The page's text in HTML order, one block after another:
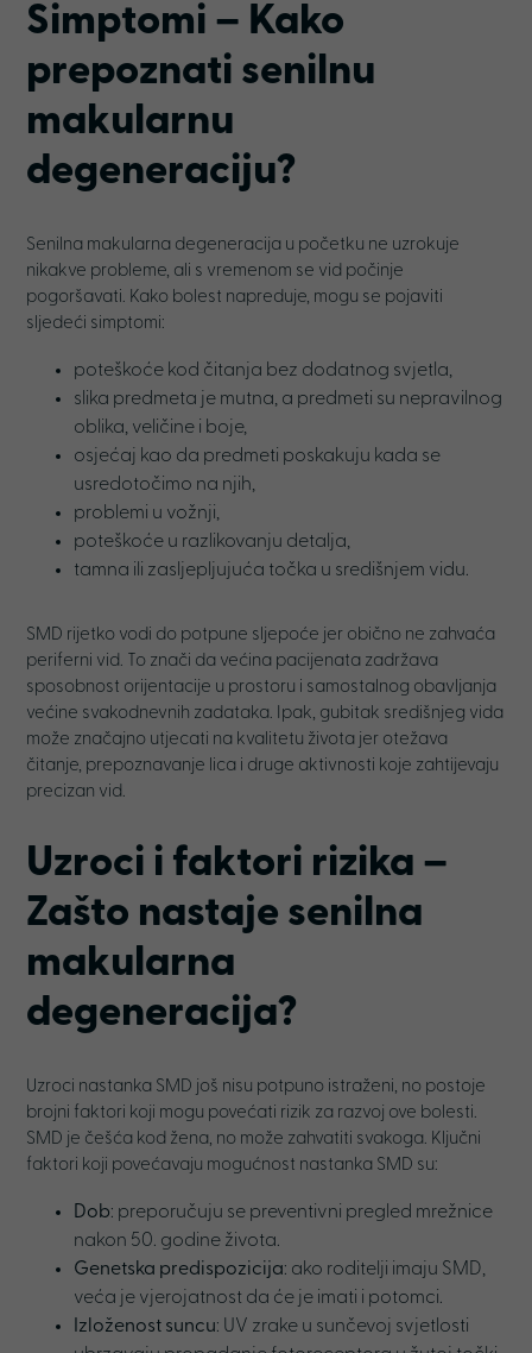
Simptomi – Kako
prepoznati senilnu
makularnu
degeneraciju?
Senilna makularna degeneracija u početku ne uzrokuje
nikakve probleme, ali s vremenom se vid počinje
pogoršavati. Kako bolest napreduje, mogu se pojaviti
sljedeći simptomi:
poteškoće kod čitanja bez dodatnog svjetla,
slika predmeta je mutna, a predmeti su nepravilnog
oblika, veličine i boje,
osjećaj kao da predmeti poskakuju kada se
usredotočimo na njih,
problemi u vožnji,
poteškoće u razlikovanju detalja,
tamna ili zasljepljujuća točka u središnjem vidu.
SMD rijetko vodi do potpune sljepoće jer obično ne zahvaća
periferni vid. To znači da većina pacijenata zadržava
sposobnost orijentacije u prostoru i samostalnog obavljanja
većine svakodnevnih zadataka. Ipak, gubitak središnjeg vida
može značajno utjecati na kvalitetu života jer otežava
čitanje, prepoznavanje lica i druge aktivnosti koje zahtijevaju
precizan vid.
Uzroci i faktori rizika –
Zašto nastaje senilna
makularna
degeneracija?
Uzroci nastanka SMD još nisu potpuno istraženi, no postoje
brojni faktori koji mogu povećati rizik za razvoj ove bolesti.
SMD je češća kod žena, no može zahvatiti svakoga. Ključni
faktori koji povećavaju mogućnost nastanka SMD su:
Dob: preporučuju se preventivni pregled mrežnice
nakon 50. godine života.
Genetska predispozicija: ako roditelji imaju SMD,
veća je vjerojatnost da će je imati i potomci.
Izloženost suncu: UV zrake u sunčevoj svjetlosti